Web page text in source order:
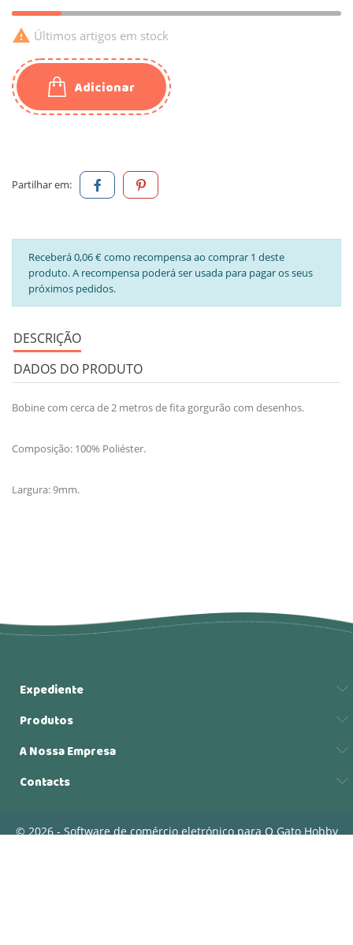
 Últimos artigos em stock
Adicionar
Partilhar em:
Receberá 0,06 € como recompensa ao comprar 1 deste
produto. A recompensa poderá ser usada para pagar os seus
próximos pedidos.
DESCRIÇÃO
DADOS DO PRODUTO
Bobine com cerca de 2 metros de fita gorgurão com desenhos.
Composição: 100% Poliéster.
Largura: 9mm.
Expediente
Produtos
A Nossa Empresa
Contacts
© 2026 - Software de comércio eletrónico para O Gato Hobby